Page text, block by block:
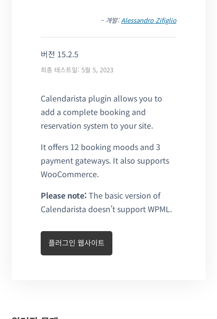
– 개발:Alessandro Zifiglio
버전 15.2.5
최종 테스트일: 5월 5, 2023
Calendarista plugin allows you to
add a complete booking and
reservation system to your site.
It offers 12 booking moods and 3
payment gateways. It also supports
WooCommerce.
Please note: The basic version of
Calendarista doesn’t support WPML.
플러그인 웹사이트